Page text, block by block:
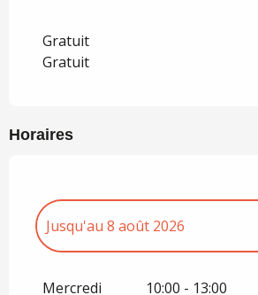
Gratuit
Gratuit
Horaires
Du 7 juillet 2026 au11 juillet 2026
Jusqu'au 8 août 2026
Mercredi 10:00 - 13:00